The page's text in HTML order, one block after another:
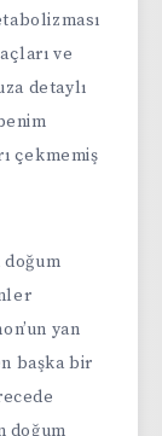
ve
detaylı
çekmemiş
yan
başka bir
doğum